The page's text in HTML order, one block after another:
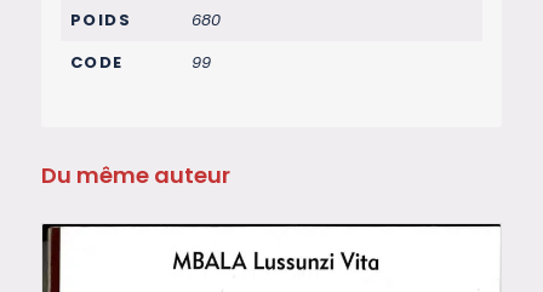
POIDS
680
CODE
99
Du même auteur